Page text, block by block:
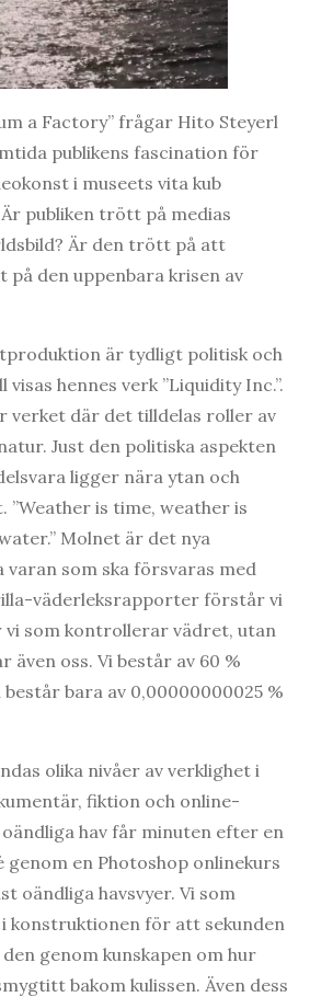
a Factory” frågar Hito Steyerl
publikens fascination för
i museets vita kub
publiken trött på medias
Är den trött på att
den uppenbara krisen av
är tydligt politisk och
hennes verk ”Liquidity Inc.”.
verket där det tilldelas roller av
Just den politiska aspekten
ligger nära ytan och
”Weather is time, weather is
Molnet är det nya
som ska försvaras med
väderleksrapporter förstår vi
som kontrollerar vädret, utan
oss. Vi består av 60 %
bara av 0,00000000025 %
olika nivåer av verklighet i
fiktion och online-
hav får minuten efter en
en Photoshop onlinekurs
oändliga havsvyer. Vi som
konstruktionen för att sekunden
genom kunskapen om hur
bakom kulissen. Även dess